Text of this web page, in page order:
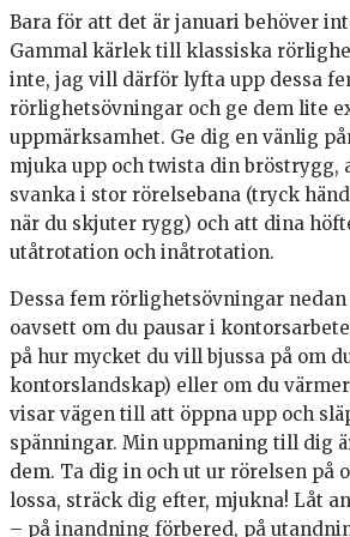
Bara för att det är januari behöver
Gammal kärlek till klassiska
inte, jag vill därför lyfta upp dessa
rörlighetsövningar och ge dem lite
uppmärksamhet. Ge dig en vänlig
mjuka upp och twista din bröstrygg,
svanka i stor rörelsebana (tryck
när du skjuter rygg) och att dina
utåtrotation och inåtrotation.
Dessa fem rörlighetsövningar
oavsett om du pausar i
på hur mycket du vill bjussa på om
kontorslandskap) eller om du
visar vägen till att öppna upp och
spänningar. Min uppmaning till dig
dem. Ta dig in och ut ur rörelsen på
lossa, sträck dig efter, mjukna! Låt
– på inandning förbered, på